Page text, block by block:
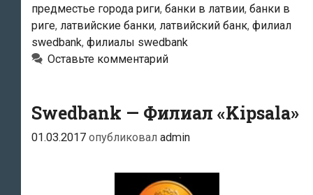
предместье города риги, банки в латвии, банки в
риге, латвийские банки, латвийский банк, филиал
swedbank, филиалы swedbank
Оставьте комментарий
Swedbank — Филиал «Kipsala»
01.03.2017 опубликовал admin